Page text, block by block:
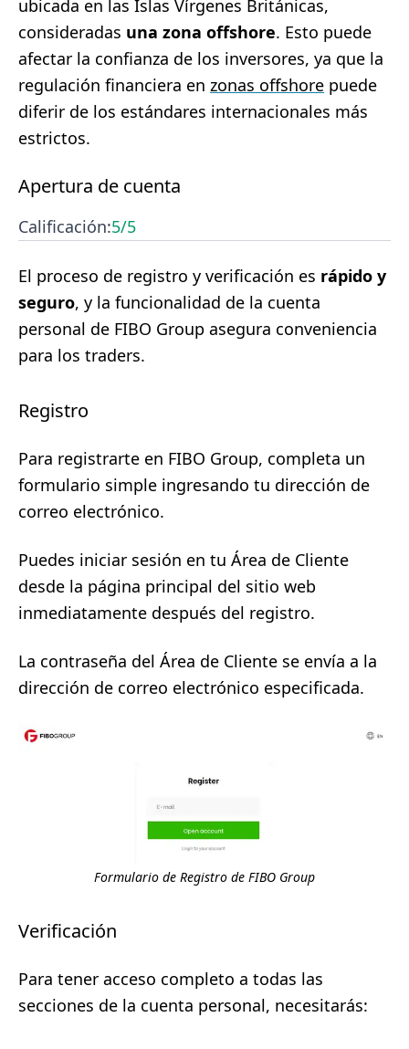
ubicada en las Islas Vírgenes Británicas,
consideradas una zona offshore. Esto puede
afectar la confianza de los inversores, ya que la
regulación financiera en zonas offshore puede
diferir de los estándares internacionales más
estrictos.
Apertura de cuenta
Calificación:5/5
El proceso de registro y verificación es rápido y
seguro, y la funcionalidad de la cuenta
personal de FIBO Group asegura conveniencia
para los traders.
Registro
Para registrarte en FIBO Group, completa un
formulario simple ingresando tu dirección de
correo electrónico.
Puedes iniciar sesión en tu Área de Cliente
desde la página principal del sitio web
inmediatamente después del registro.
La contraseña del Área de Cliente se envía a la
dirección de correo electrónico especificada.
Formulario de Registro de FIBO Group
Verificación
Para tener acceso completo a todas las
secciones de la cuenta personal, necesitarás: